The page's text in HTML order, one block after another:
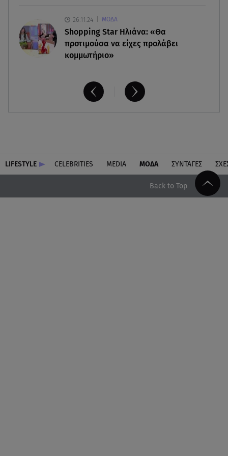
26.11.24 ΜΟΔΑ
Shopping Star Ηλιάνα: «Θα
προτιμούσα να είχες προλάβει
κομμωτήριο»
LIFESTYLE CELEBRITIES MEDIA ΜΟΔΑ ΣΥΝΤΑΓΕΣ
Back to Top